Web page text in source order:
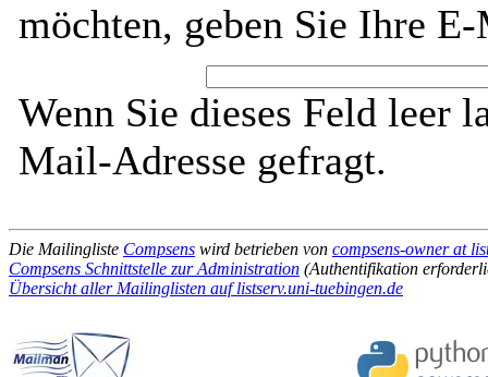
möchten, geben Sie Ihre
Wenn Sie dieses Feld leer
Mail-Adresse gefragt.
Die Mailingliste Compsens wird betrieben von compsens-owner at
Compsens Schnittstelle zur Administration (Authentifikation
Übersicht aller Mailinglisten auf listserv.uni-tuebingen.de